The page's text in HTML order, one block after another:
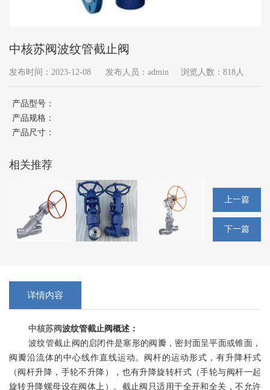
中核苏阀波纹管截止阀
发布时间：2023-12-08 发布人员：admin 浏览人数：818人
产品型号：
产品规格：
产品尺寸：
相关推荐
上一篇
下一篇
详情内容
中核苏阀波纹管截止阀概述：
波纹管截止阀的启闭件是塞形的阀瓣，密封面呈平面或锥面，
阀瓣沿流体的中心线作直线运动。阀杆的运动形式，有升降杆式
（阀杆升降，手轮不升降），也有升降旋转杆式（手轮与阀杆一起
旋转升降螺母设在阀体上）。截止阀只适用于全开和全关，不允许